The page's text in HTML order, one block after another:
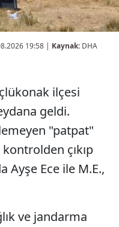
19:58 | Kaynak: DHA
ilçesi
geldi.
"patpat"
çıkıp
Ayşe Ece ile M.E.,
ve jandarma